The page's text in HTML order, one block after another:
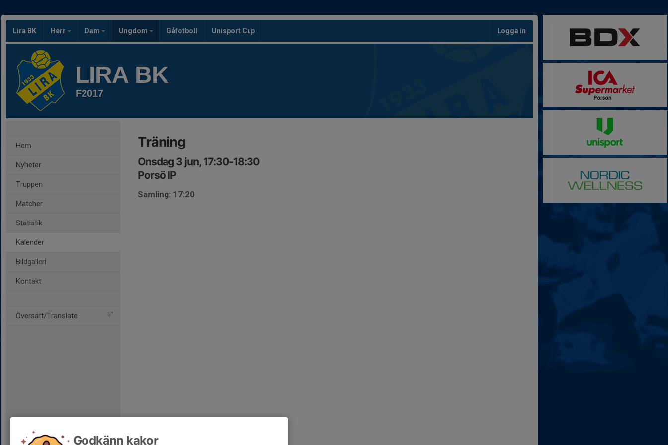
Lira BK Herr Dam Ungdom Gåfotboll Unisport Cup Logga in
LIRA BK
F2017
Hem
Nyheter
Truppen
Matcher
Statistik
Kalender
Bildgalleri
Kontakt
Översätt/Translate
Träning
Onsdag 3 jun, 17:30-18:30
Porsö IP
Samling: 17:20
Godkänn kakor